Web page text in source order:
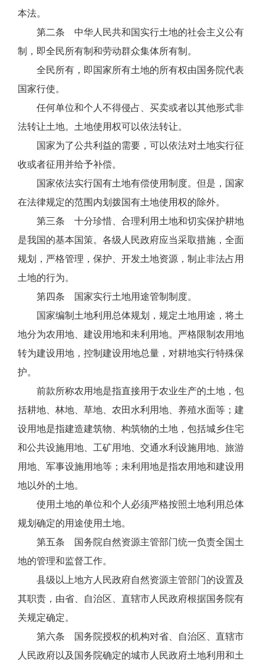
本法。
第二条 中华人民共和国实行土地的社会主义公有
制，即全民所有制和劳动群众集体所有制。
全民所有，即国家所有土地的所有权由国务院代表
国家行使。
任何单位和个人不得侵占、买卖或者以其他形式非
法转让土地。土地使用权可以依法转让。
国家为了公共利益的需要，可以依法对土地实行征
收或者征用并给予补偿。
国家依法实行国有土地有偿使用制度。但是，国家
在法律规定的范围内划拨国有土地使用权的除外。
第三条 十分珍惜、合理利用土地和切实保护耕地
是我国的基本国策。各级人民政府应当采取措施，全面
规划，严格管理，保护、开发土地资源，制止非法占用
土地的行为。
第四条 国家实行土地用途管制制度。
国家编制土地利用总体规划，规定土地用途，将土
地分为农用地、建设用地和未利用地。严格限制农用地
转为建设用地，控制建设用地总量，对耕地实行特殊保
护。
前款所称农用地是指直接用于农业生产的土地，包
括耕地、林地、草地、农田水利用地、养殖水面等；建
设用地是指建造建筑物、构筑物的土地，包括城乡住宅
和公共设施用地、工矿用地、交通水利设施用地、旅游
用地、军事设施用地等；未利用地是指农用地和建设用
地以外的土地。
使用土地的单位和个人必须严格按照土地利用总体
规划确定的用途使用土地。
第五条 国务院自然资源主管部门统一负责全国土
地的管理和监督工作。
县级以上地方人民政府自然资源主管部门的设置及
其职责，由省、自治区、直辖市人民政府根据国务院有
关规定确定。
第六条 国务院授权的机构对省、自治区、直辖市
人民政府以及国务院确定的城市人民政府土地利用和土